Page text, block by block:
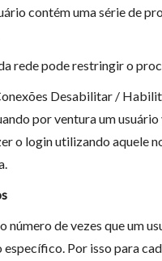
contém uma série de
rede pode restringir o
Desabilitar /
por ventura um
o login utilizando aquele
número de vezes que um
Por isso para